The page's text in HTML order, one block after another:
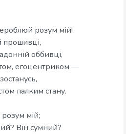
розум мій!
прошивці,
оббивці,
егоцентриком —
палким стану.
мій;
Він сумний?